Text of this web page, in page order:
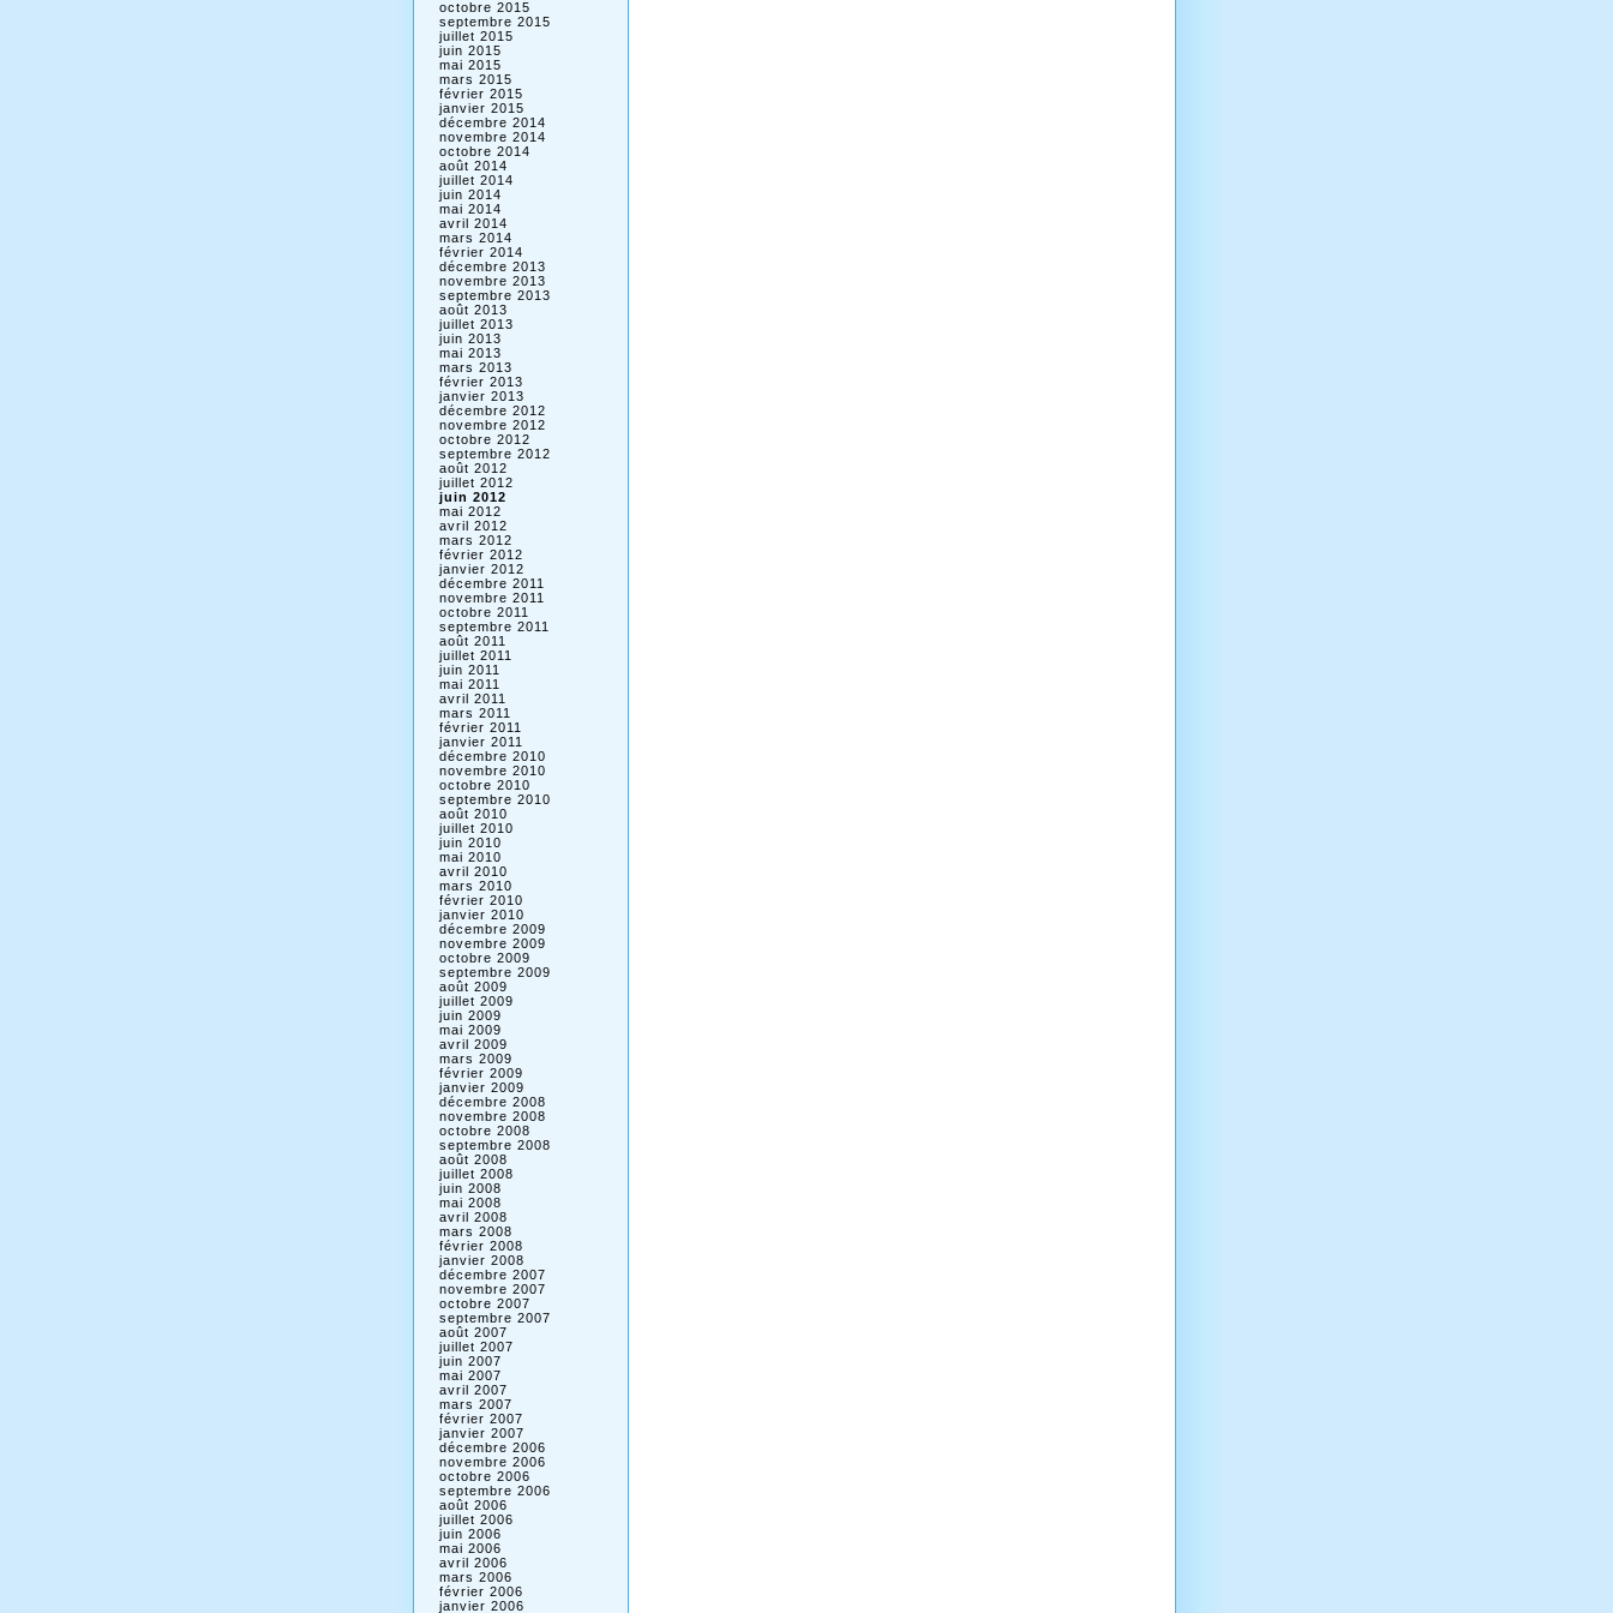
octobre 2015
septembre 2015
juillet 2015
juin 2015
mai 2015
mars 2015
février 2015
janvier 2015
décembre 2014
novembre 2014
octobre 2014
août 2014
juillet 2014
juin 2014
mai 2014
avril 2014
mars 2014
février 2014
décembre 2013
novembre 2013
septembre 2013
août 2013
juillet 2013
juin 2013
mai 2013
mars 2013
février 2013
janvier 2013
décembre 2012
novembre 2012
octobre 2012
septembre 2012
août 2012
juillet 2012
juin 2012
mai 2012
avril 2012
mars 2012
février 2012
janvier 2012
décembre 2011
novembre 2011
octobre 2011
septembre 2011
août 2011
juillet 2011
juin 2011
mai 2011
avril 2011
mars 2011
février 2011
janvier 2011
décembre 2010
novembre 2010
octobre 2010
septembre 2010
août 2010
juillet 2010
juin 2010
mai 2010
avril 2010
mars 2010
février 2010
janvier 2010
décembre 2009
novembre 2009
octobre 2009
septembre 2009
août 2009
juillet 2009
juin 2009
mai 2009
avril 2009
mars 2009
février 2009
janvier 2009
décembre 2008
novembre 2008
octobre 2008
septembre 2008
août 2008
juillet 2008
juin 2008
mai 2008
avril 2008
mars 2008
février 2008
janvier 2008
décembre 2007
novembre 2007
octobre 2007
septembre 2007
août 2007
juillet 2007
juin 2007
mai 2007
avril 2007
mars 2007
février 2007
janvier 2007
décembre 2006
novembre 2006
octobre 2006
septembre 2006
août 2006
juillet 2006
juin 2006
mai 2006
avril 2006
mars 2006
février 2006
janvier 2006